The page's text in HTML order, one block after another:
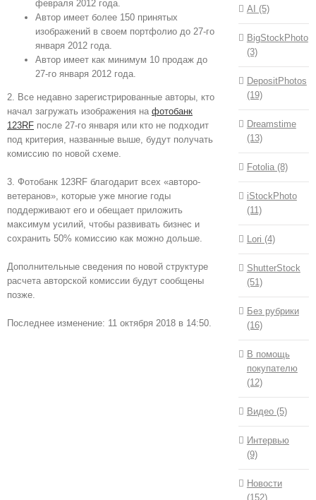
февраля 2012 года.
Автор имеет более 150 принятых
изображений в своем портфолио до 27-го
января 2012 года.
Автор имеет как минимум 10 продаж до
27-го января 2012 года.
2. Все недавно зарегистрированные авторы, кто
начал загружать изображения на фотобанк
123RF после 27-го января или кто не подходит
под критерия, названные выше, будут получать
комиссию по новой схеме.
3. Фотобанк 123RF благодарит всех «авторо-
ветеранов», которые уже многие годы
поддерживают его и обещает приложить
максимум усилий, чтобы развивать бизнес и
сохранить 50% комиссию как можно дольше.
Дополнительные сведения по новой структуре
расчета авторской комиссии будут сообщены
позже.
Последнее изменение: 11 октября 2018 в 14:50.
AI (5)
BigStockPhoto
(3)
DepositPhotos
(19)
Dreamstime
(13)
Fotolia (8)
iStockPhoto
(11)
Lori (4)
ShutterStock
(51)
Без рубрики
(16)
В помощь
покупателю
(12)
Видео (5)
Интервью
(9)
Новости
(152)